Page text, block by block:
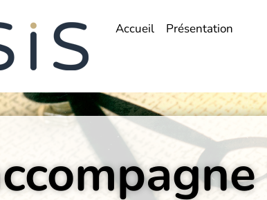
Accueil Présentation